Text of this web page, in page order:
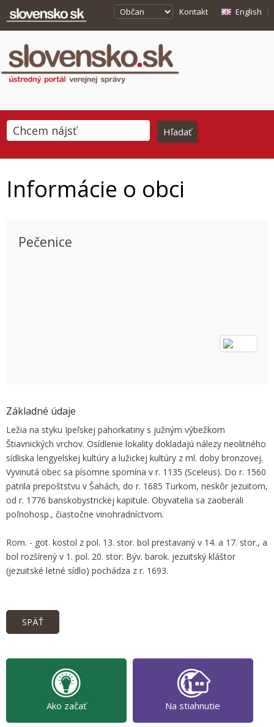
Kontakt English
Informácie o obci
Pečenice
Základné údaje
Ležia na styku Ipeľskej pahorkatiny s južným výbežkom
Štiavnických vrchov. Osídlenie lokality dokladajú nálezy neolitného
sídliska lengyelskej kultúry a lužickej kultúry z ml. doby bronzovej.
Vyvinutá obec sa písomne spomína v r. 1135 (Sceleus). Do r. 1560
patrila prepoštstvu v Šahách, do r. 1685 Turkom, neskôr jezuitom,
od r. 1776 banskobystrickej kapitule. Obyvatelia sa zaoberali
poľnohosp., čiastočne vinohradníctvom.
Rom. - got. kostol z pol. 13. stor. bol prestavaný v 14. a 17. stor., a
bol rozšírený v 1. pol. 20. stor. Býv. barok. jezuitský kláštor
(jezuitské letné sídlo) pochádza z r. 1693.
SPÄŤ
Ako začať Na stiahnutie